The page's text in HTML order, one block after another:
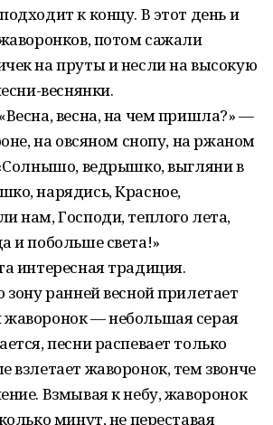
к концу. В этот день и
потом сажали
на пруты и несли на высокую
веснянки.
весна, на чем пришла?» —
на овсяном снопу, на ржаном
ведрышко, выгляни в
нарядись, Красное,
нам, Господи, теплого лета,
и побольше света!»
интересная традиция.
ранней весной прилетает
— небольшая серая
песни распевает только
взлетает жаворонок, тем звонче
Взмывая к небу, жаворонок
минут, не переставая